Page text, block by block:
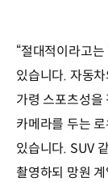
“절대적이라고
있습니다. 자동
가령 스포츠성을
카메라를 두는
있습니다. SUV
촬영하되 망원